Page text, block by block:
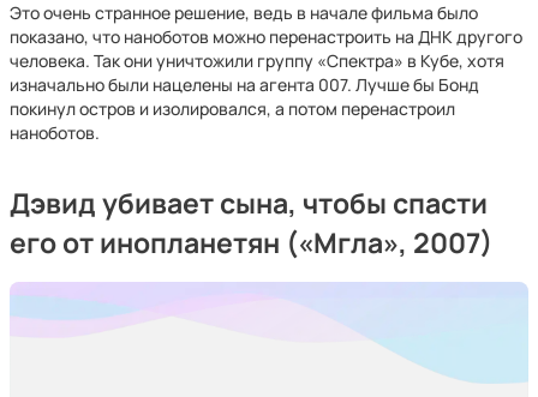
Это очень странное решение, ведь в начале фильма было
показано, что наноботов можно перенастроить на ДНК другого
человека. Так они уничтожили группу «Спектра» в Кубе, хотя
изначально были нацелены на агента 007. Лучше бы Бонд
покинул остров и изолировался, а потом перенастроил
наноботов.
Дэвид убивает сына, чтобы спасти
его от инопланетян («Мгла», 2007)